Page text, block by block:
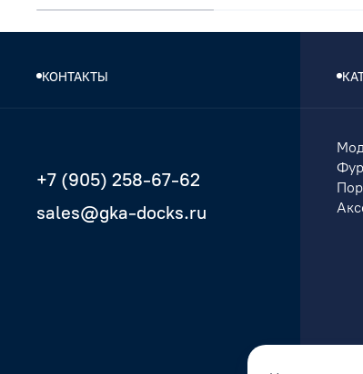
КОНТАКТЫ
+7 (905) 258-67-62
sales@gka-docks.ru